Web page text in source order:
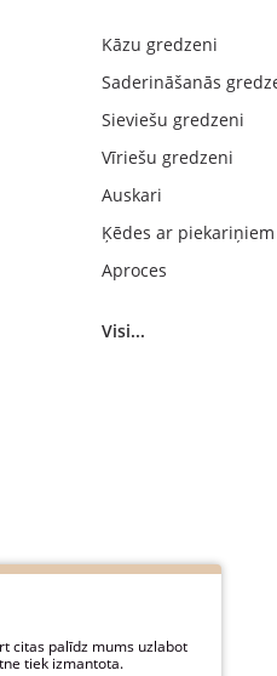
Kāzu gredzeni
Saderināšanās
Sieviešu gredzeni
Vīriešu gredzeni
Auskari
Ķēdes ar piekariņiem
Aproces
Visi...
citas palīdz mums uzlabot
tiek izmantota.